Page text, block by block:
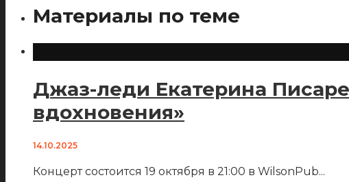
Материалы по теме
Джаз-леди Екатерина
вдохновения»
14.10.2025
Концерт состоится 19 октября в 21:00 в WilsonPub...